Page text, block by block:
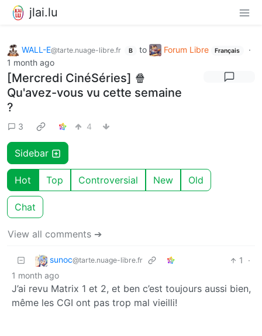
jlai.lu
WALL-E@tarte.nuage-libre.fr B to Forum Libre Français
·
1 month ago
[Mercredi CinéSéries] 🍿
Qu'avez-vous vu cette semaine
?
3 4
Sidebar
Hot Top Controversial New Old
Chat
View all comments ➔
sunoc@tarte.nuage-libre.fr 1
·
1 month ago
J’ai revu Matrix 1 et 2, et ben c’est toujours aussi bien,
même les CGI ont pas trop mal vieilli!